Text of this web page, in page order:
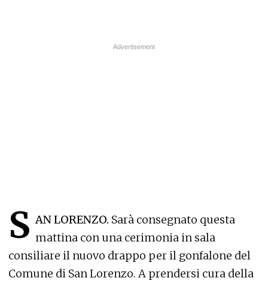
S AN LORENZO. Sarà consegnato questa
mattina con una cerimonia in sala
consiliare il nuovo drappo per il gonfalone del
Comune di San Lorenzo. A prendersi cura della